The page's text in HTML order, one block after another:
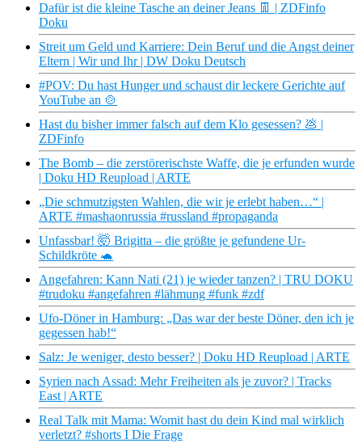
Dafür ist die kleine Tasche an deiner Jeans 👖 | ZDFinfo
Doku
Streit um Geld und Karriere: Dein Beruf und die Angst deiner
Eltern | Wir und Ihr | DW Doku Deutsch
#POV: Du hast Hunger und schaust dir leckere Gerichte auf
YouTube an 🍲
Hast du bisher immer falsch auf dem Klo gesessen? 💩 |
ZDFinfo
The Bomb – die zerstörerischste Waffe, die je erfunden wurde
| Doku HD Reupload | ARTE
„Die schmutzigsten Wahlen, die wir je erlebt haben…“ |
ARTE #mashaonrussia #russland #propaganda
Unfassbar! 🤯 Brigitta – die größte je gefundene Ur-
Schildkröte 🐢
Angefahren: Kann Nati (21) je wieder tanzen? | TRU DOKU
#trudoku #angefahren #lähmung #funk #zdf
Ufo-Döner in Hamburg: „Das war der beste Döner, den ich je
gegessen hab!“
Salz: Je weniger, desto besser? | Doku HD Reupload | ARTE
Syrien nach Assad: Mehr Freiheiten als je zuvor? | Tracks
East | ARTE
Real Talk mit Mama: Womit hast du dein Kind mal wirklich
verletzt? #shorts I Die Frage